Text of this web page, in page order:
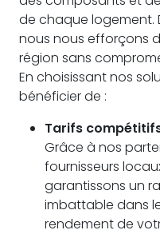
de chaque logement.
nous nous efforçons
région sans
En choisissant nos
bénéficier de :
Tarifs
Grâce à nos
fournisseurs
garantissons un
imbattable dans
rendement de